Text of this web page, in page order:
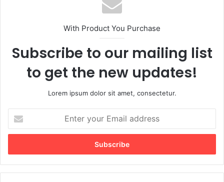
With Product You Purchase
Subscribe to our mailing list
to get the new updates!
Lorem ipsum dolor sit amet, consectetur.
t
r
y